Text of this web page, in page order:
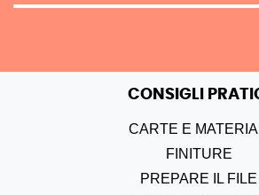
CONSIGLI
CARTE E
FINITURE
PREPARE IL FILE